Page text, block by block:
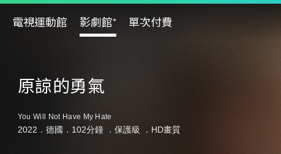
電視運動館 影劇館⁺ 單次付費
原諒的勇氣
You Will Not Have My Hate
2022．德國．102分鐘 ． 保護級 ．HD畫質